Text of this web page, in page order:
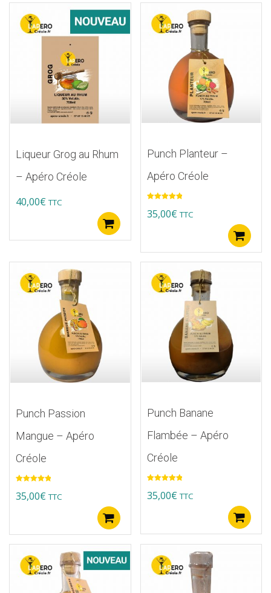
Liqueur Grog au Rhum
– Apéro Créole
40,00€ TTC
Punch Planteur –
Apéro Créole
sur 5
35,00€ TTC
Punch Passion
Mangue – Apéro
Créole
sur 5
35,00€ TTC
Punch Banane
Flambée – Apéro
Créole
sur 5
35,00€ TTC